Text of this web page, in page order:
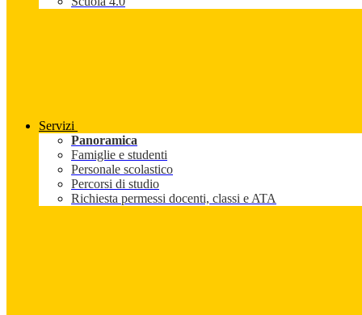
Servizi
Panoramica
Famiglie e studenti
Personale scolastico
Percorsi di studio
Richiesta permessi docenti, classi e ATA